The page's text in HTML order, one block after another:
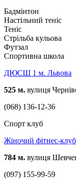
Бадмінтон
Настільний теніс
Теніс
Стрільба кульова
Футзал
Спортивна школа
ДЮСШ 1 м. Львова
525 м. вулиця
(068) 136-12-36
Спорт клуб
Жіночий фітнес-
784 м. вулиця
(097) 155-99-59